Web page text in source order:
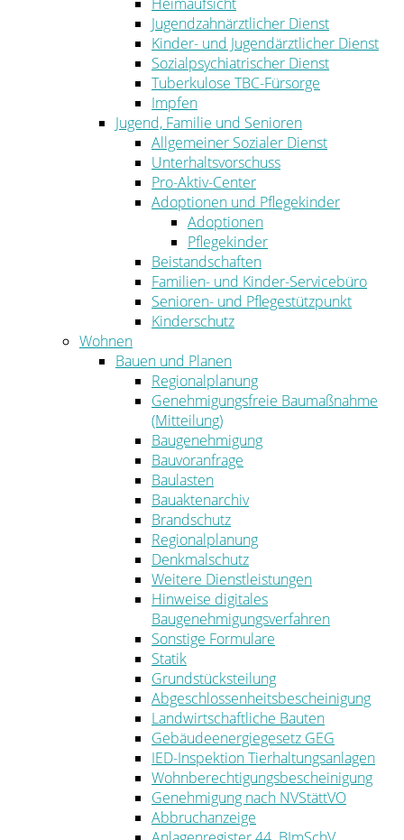
Jugendzahnärztlicher Dienst
Kinder- und Jugendärztlicher Dienst
Sozialpsychiatrischer Dienst
Tuberkulose TBC-Fürsorge
Impfen
Jugend, Familie und Senioren
Allgemeiner Sozialer Dienst
Unterhaltsvorschuss
Pro-Aktiv-Center
Adoptionen und Pflegekinder
Adoptionen
Pflegekinder
Beistandschaften
Familien- und Kinder-Servicebüro
Senioren- und Pflegestützpunkt
Kinderschutz
Wohnen
Bauen und Planen
Regionalplanung
Genehmigungsfreie Baumaßnahme
(Mitteilung)
Baugenehmigung
Bauvoranfrage
Baulasten
Bauaktenarchiv
Brandschutz
Regionalplanung
Denkmalschutz
Weitere Dienstleistungen
Hinweise digitales
Baugenehmigungsverfahren
Sonstige Formulare
Statik
Grundstücksteilung
Abgeschlossenheitsbescheinigung
Landwirtschaftliche Bauten
Gebäudeenergiegesetz GEG
IED-Inspektion Tierhaltungsanlagen
Wohnberechtigungsbescheinigung
Genehmigung nach NVStättVO
Abbruchanzeige